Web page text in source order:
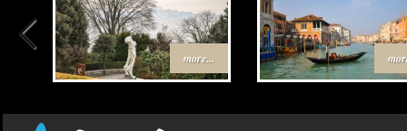
more...